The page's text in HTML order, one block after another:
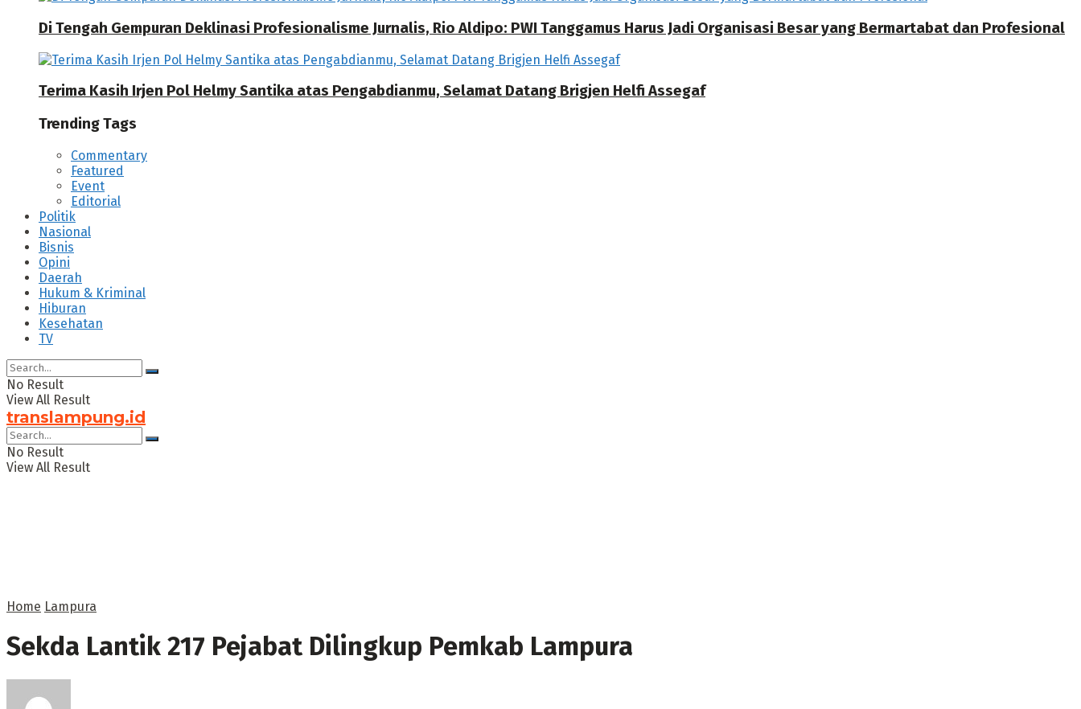
Di Tengah Gempuran Deklinasi Profesionalisme Jurnalis, Rio Aldipo: PWI Tanggamus Harus Jadi Organisasi Besar yang Bermartabat dan Profesional
Terima Kasih Irjen Pol Helmy Santika atas Pengabdianmu, Selamat Datang Brigjen Helfi Assegaf
Trending Tags
Commentary
Featured
Event
Editorial
Politik
Nasional
Bisnis
Opini
Daerah
Hukum & Kriminal
Hiburan
Kesehatan
TV
No Result
View All Result
translampung.id
No Result
View All Result
Home Lampura
Sekda Lantik 217 Pejabat Dilingkup Pemkab Lampura